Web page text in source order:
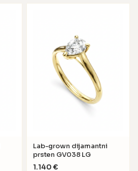
Lab-grown dijamantni
prsten GV038 LG
1.140 €